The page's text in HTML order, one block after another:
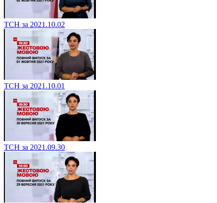
ТСН за 2021.10.02
ТСН за 2021.10.01
ТСН за 2021.09.30